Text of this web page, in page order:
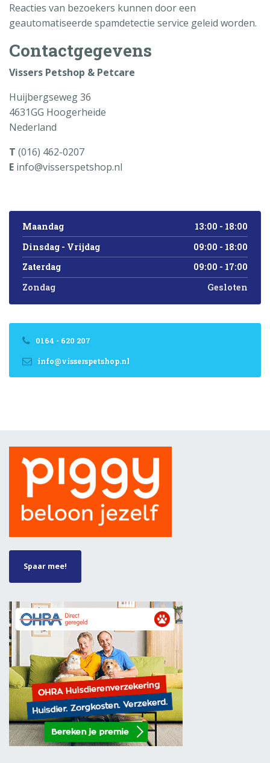
Reacties van bezoekers kunnen door een
geautomatiseerde spamdetectie service geleid worden.
Contactgegevens
Vissers Petshop & Petcare
Huijbergseweg 36
4631GG Hoogerheide
Nederland
T (016) 462-0207
E info@visserspetshop.nl
Maandag
13:00 - 18:00
Dinsdag - Vrijdag
09:00 - 18:00
Zaterdag
09:00 - 17:00
Zondag
Gesloten
0164 - 620 207
info@visserspetshop.nl
Spaar mee!